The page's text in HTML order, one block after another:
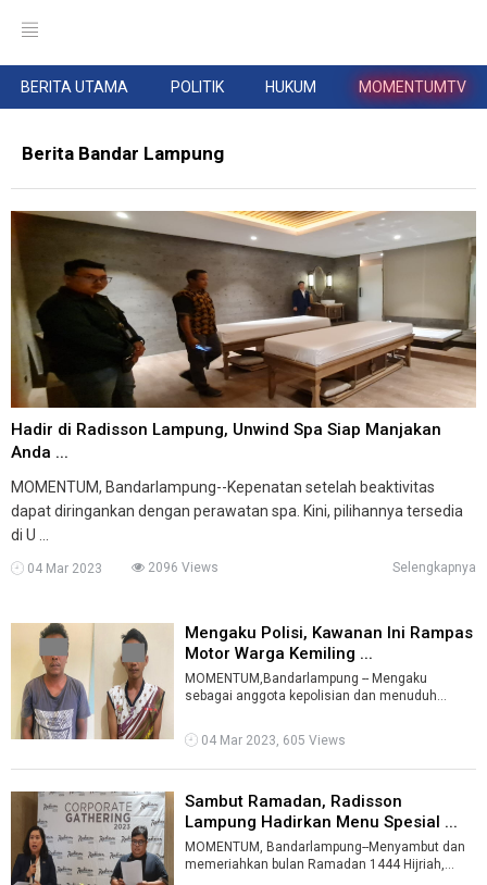
BERITA UTAMA POLITIK HUKUM MOMENTUMTV
Berita Bandar Lampung
Hadir di Radisson Lampung, Unwind Spa Siap Manjakan
Anda ...
MOMENTUM, Bandarlampung--Kepenatan setelah beaktivitas
dapat diringankan dengan perawatan spa. Kini, pilihannya tersedia
di U ...
04 Mar 2023 2096 Views Selengkapnya
Mengaku Polisi, Kawanan Ini Rampas
Motor Warga Kemiling ...
MOMENTUM,Bandarlampung -- Mengaku
sebagai anggota kepolisian dan menuduh
perampok ini de ...
04 Mar 2023, 605 Views
Sambut Ramadan, Radisson
Lampung Hadirkan Menu Spesial ...
MOMENTUM, Bandarlampung--Menyambut dan
memeriahkan bulan Ramadan 1444 Hijriah,